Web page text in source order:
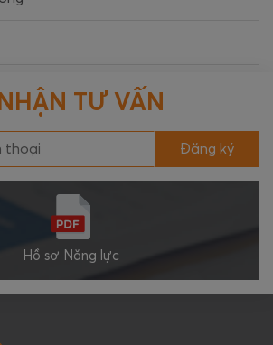
TƯ VẤN
Đăng ký
Hồ sơ Năng lực